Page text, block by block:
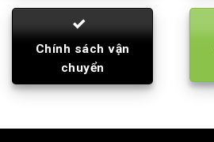
Chính sách vận
chuyển